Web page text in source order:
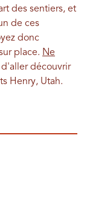
des sentiers, et
de ces
donc
place. Ne
découvrir
Henry, Utah.